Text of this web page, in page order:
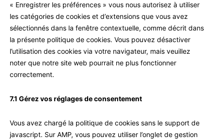
« Enregistrer les préférences » vous nous autorisez à utiliser
les catégories de cookies et d’extensions que vous avez
sélectionnés dans la fenêtre contextuelle, comme décrit dans
la présente politique de cookies. Vous pouvez désactiver
l’utilisation des cookies via votre navigateur, mais veuillez
noter que notre site web pourrait ne plus fonctionner
correctement.
7.1 Gérez vos réglages de consentement
Vous avez chargé la politique de cookies sans le support de
javascript. Sur AMP, vous pouvez utiliser l’onglet de gestion